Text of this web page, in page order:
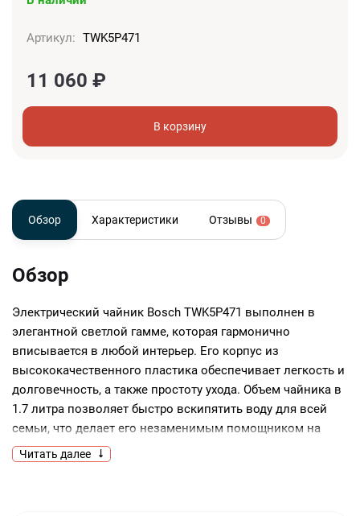
Артикул: TWK5P471
11 060 ₽
В корзину
Обзор Характеристики Отзывы 0
Обзор
Электрический чайник Bosch TWK5P471 выполнен в
элегантной светлой гамме, которая гармонично
вписывается в любой интерьер. Его корпус из
высококачественного пластика обеспечивает легкость и
долговечность, а также простоту ухода. Объем чайника в
1.7 литра позволяет быстро вскипятить воду для всей
семьи, что делает его незаменимым помощником на
кухне.Устройство оснащено закрытой спиралью
нагревательного элемента, что способствует
Читать далее